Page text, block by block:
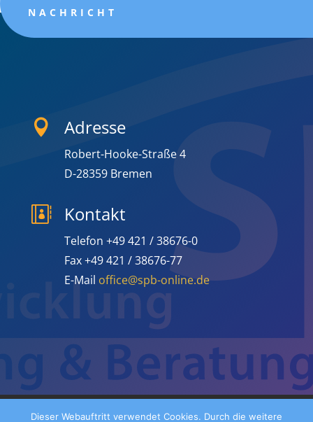
NACHRICHT
 Adresse
Robert-Hooke-Straße 4
D-28359 Bremen
 Kontakt
Telefon +49 421 / 38676-0
Fax +49 421 / 38676-77
E-Mail office@spb-online.de
Impressum Datenschutz
Dieser Webauftritt verwendet Cookies. Durch die weitere